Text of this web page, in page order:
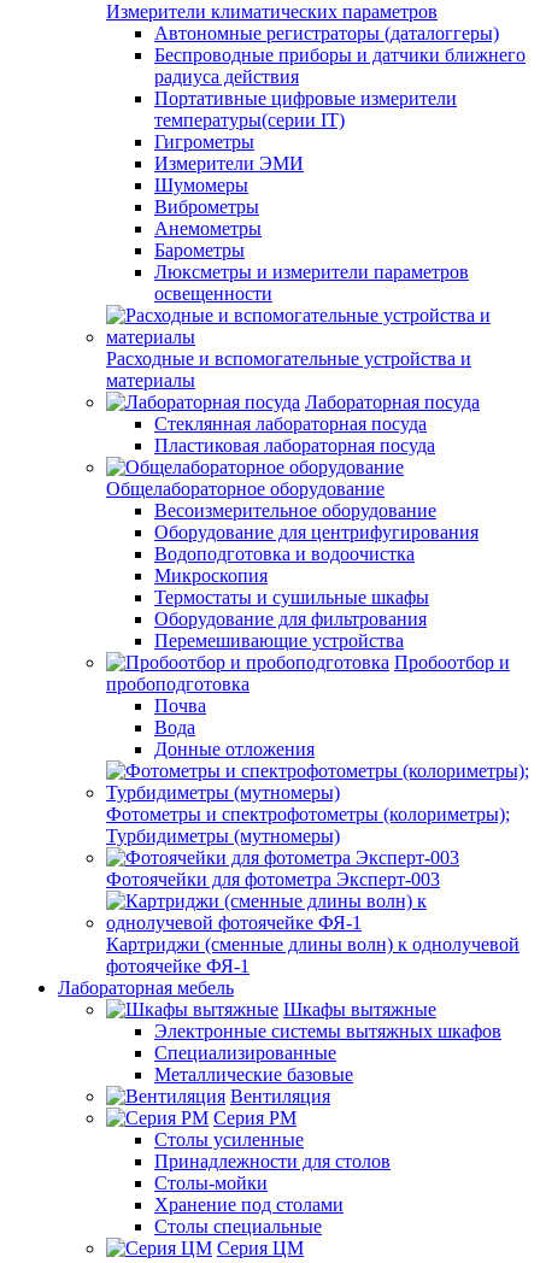
Измерители климатических параметров
Автономные регистраторы (даталоггеры)
Беспроводные приборы и датчики ближнего
радиуса действия
Портативные цифровые измерители
температуры(серии IT)
Гигрометры
Измерители ЭМИ
Шумомеры
Виброметры
Анемометры
Барометры
Люксметры и измерители параметров
освещенности
Расходные и вспомогательные устройства и
материалы
Лабораторная посуда
Стеклянная лабораторная посуда
Пластиковая лабораторная посуда
Общелабораторное оборудование
Весоизмерительное оборудование
Оборудование для центрифугирования
Водоподготовка и водоочистка
Микроскопия
Термостаты и сушильные шкафы
Оборудование для фильтрования
Перемешивающие устройства
Пробоотбор и
пробоподготовка
Почва
Вода
Донные отложения
Фотометры и спектрофотометры (колориметры);
Турбидиметры (мутномеры)
Фотоячейки для фотометра Эксперт-003
Картриджи (сменные длины волн) к однолучевой
фотоячейке ФЯ-1
Лабораторная мебель
Шкафы вытяжные
Электронные системы вытяжных шкафов
Специализированные
Металлические базовые
Вентиляция
Серия РМ
Столы усиленные
Принадлежности для столов
Столы-мойки
Хранение под столами
Столы специальные
Серия ЦМ